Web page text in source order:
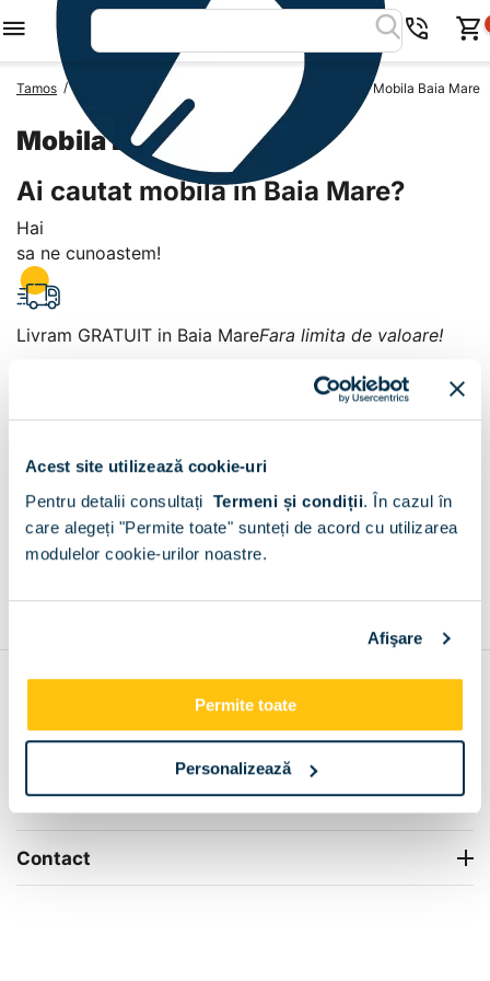
Acest site utilizează cookie-uri
Pentru detalii consultați Termeni și condiții. În cazul în
care alegeți "Permite toate" sunteți de acord cu utilizarea
modulelor cookie-urilor noastre.
Afişare
Permite toate
Personalizează
Tamos / Mobila Romania Mobila Judetul Maramures Mobila Baia Mare
Mobila Baia Mare
Ai cautat mobila in Baia Mare?
Hai
sa ne cunoastem!
Livram GRATUIT in Baia MareFara limita de valoare!
Baia Mare
+
Info Center
Livrare
Contact